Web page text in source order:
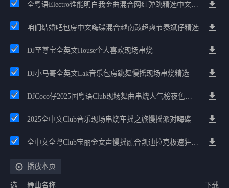
全粤语Electro谁能明白我金曲混合网红弹跳精选中文VN嗨燃节奏
咱们结婚吧包房中文嗨碟混合越南鼓超爽节奏斌仔精选
DJ至尊宝全英文House个人喜欢现场串烧
DJ小马哥全英文Lak音乐包房跳舞慢摇现场串烧精选
DJCoco仔2025国粤语Club现场舞曲串烧人气榜夜色嗨碟
2025全中文Club音乐现场串烧车摇之旅慢摇派对嗨碟
全中文全粤Club宝丽金女声慢摇融合凯迪拉克极速狂飙全英文ClubHouse
播放本页
选 舞曲名称 下载